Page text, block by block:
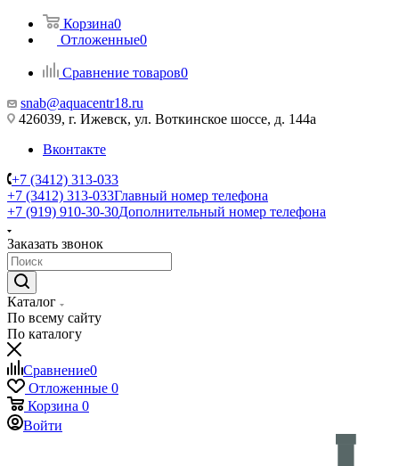
Корзина0
Отложенные0
Сравнение товаров0
snab@aquacentr18.ru
426039, г. Ижевск, ул. Воткинское шоссе, д. 144а
Вконтакте
+7 (3412) 313-033
+7 (3412) 313-033Главный номер телефона
+7 (919) 910-30-30Дополнительный номер телефона
Заказать звонок
Каталог
По всему сайту
По каталогу
Сравнение0
Отложенные 0
Корзина 0
Войти